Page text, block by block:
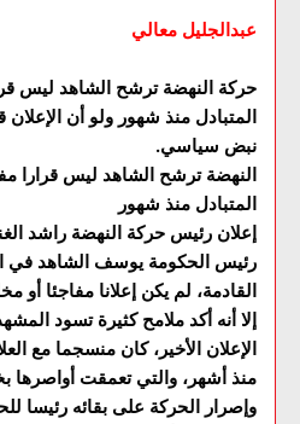
عبدالجليل معالي
حركة النهضة ترشح الشاهد ليس
المتبادل منذ شهور ولو أن
نبض سياسي.
النهضة ترشح الشاهد ليس قرارا
المتبادل منذ شهور
إعلان رئيس حركة النهضة راشد
رئيس الحكومة يوسف الشاهد في
القادمة، لم يكن إعلانا مفاجئا أو
إلا أنه أكد ملامح كثيرة تسود
الإعلان الأخير، كان منسجما مع
منذ أشهر، والتي تعمقت أواصرها
وإصرار الحركة على بقائه رئيسا